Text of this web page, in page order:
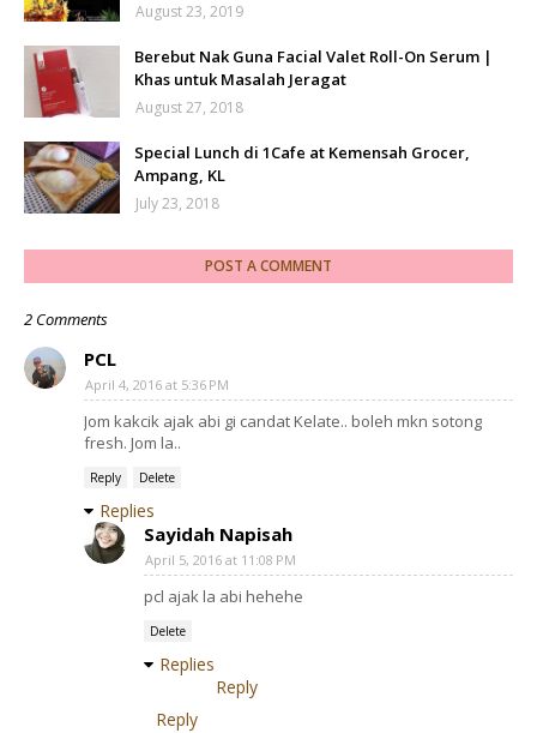
August 23, 2019
Berebut Nak Guna Facial Valet Roll-On Serum |
Khas untuk Masalah Jeragat
August 27, 2018
Special Lunch di 1Cafe at Kemensah Grocer,
Ampang, KL
July 23, 2018
POST A COMMENT
2 Comments
PCL
April 4, 2016 at 5:36 PM
Jom kakcik ajak abi gi candat Kelate.. boleh mkn sotong
fresh. Jom la..
Reply Delete
Replies
Sayidah Napisah
April 5, 2016 at 11:08 PM
pcl ajak la abi hehehe
Delete
Replies
Reply
Reply